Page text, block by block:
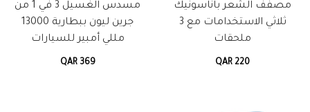
مصفف الشعر باناسونيك
ثلاثي الاستخدامات مع 3
ملحقات
QAR 220
مسدس الغسيل 3 في 1 من
جرين ليون ببطارية 13000
مللي أمبير للسيارات
QAR 369